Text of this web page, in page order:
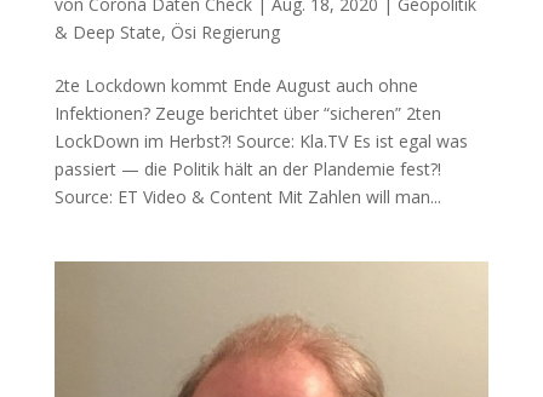
& Deep State, Ösi Regierung
2te Lockdown kommt Ende August auch ohne
Infektionen? Zeu­ge berich­tet über “siche­ren” 2ten
Lock­Down im Herbst?! Source: Kla.TV Es ist egal was
pas­siert — die Poli­tik hält an der Plan­de­mie fest?!
Source: ET Video & Content Mit Zah­len will man...